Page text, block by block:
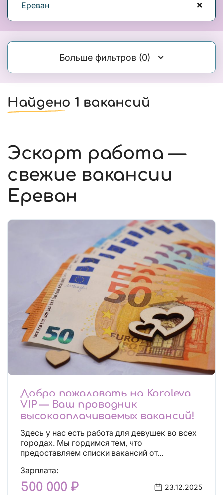
Ереван
Больше фильтров (0)
Найдено 1 вакансий
Эскорт работа —
свежие вакансии
Ереван
Добро пожаловать на Koroleva
VIP — Ваш проводник
высокооплачиваемых вакансий!
Здесь у нас есть работа для девушек во всех
городах. Мы гордимся тем, что
предоставляем списки вакансий от...
Зарплата:
500 000 ₽ 23.12.2025